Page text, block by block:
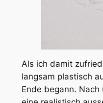
Als ich damit
langsam plastisch
Ende begann.